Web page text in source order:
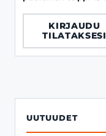
UUTUUDET
KIRJAUDU
TILATAKSESI